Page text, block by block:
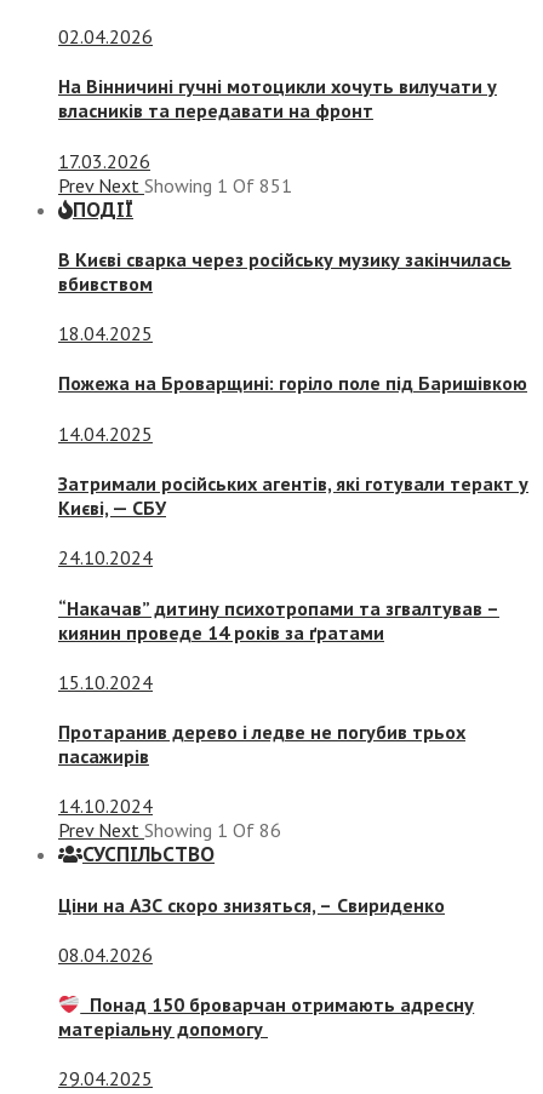
02.04.2026
На Вінничині гучні мотоцикли хочуть вилучати у
власників та передавати на фронт
17.03.2026
Prev Next Showing 1 Of 851
ПОДІЇ
В Києві сварка через російську музику закінчилась
вбивством
18.04.2025
Пожежа на Броварщині: горіло поле під Баришівкою
14.04.2025
Затримали російських агентів, які готували теракт у
Києві, — СБУ
24.10.2024
“Накачав” дитину психотропами та згвалтував –
киянин проведе 14 років за ґратами
15.10.2024
Протаранив дерево і ледве не погубив трьох
пасажирів
14.10.2024
Prev Next Showing 1 Of 86
СУСПIЛЬСТВО
Ціни на АЗС скоро знизяться, – Свириденко
08.04.2026
Понад 150 броварчан отримають адресну
матеріальну допомогу
29.04.2025